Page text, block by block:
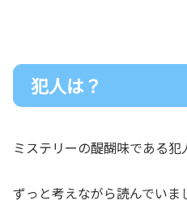
犯人は？
ミステリーの醍醐味である犯
ずっと考えながら読んでいま